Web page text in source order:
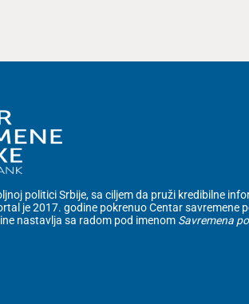
politici Srbije, sa ciljem da pruži kredibilne
je 2017. godine pokrenuo Centar savremene
nastavlja sa radom pod imenom Savremena